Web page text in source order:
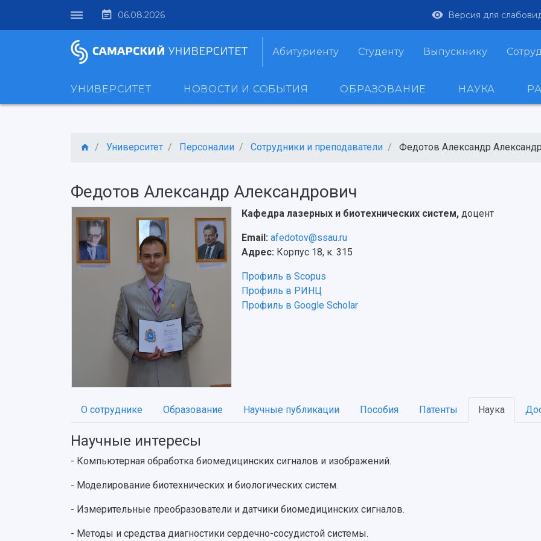
06.08.2026 Версия для
Абитуриенту Студенту Выпускнику
УНИВЕРСИТЕТ НОВОСТИ И СОБЫТИЯ ОБРАЗОВАНИЕ НАУКА
Университет Персоналии Сотрудники и преподаватели Федотов Александр
Федотов Александр Александрович
Кафедра лазерных и биотехнических систем, доцент
Email: afedotov@ssau.ru
Адрес: Корпус 18, к. 315
Профиль в Scopus
Профиль в РИНЦ
Профиль в Google Scholar
О сотруднике Образование Научные публикации Пособия Патенты Наука
Научные интересы
- Компьютерная обработка биомедицинских сигналов и изображений.
- Моделирование биотехнических и биологических систем.
- Измерительные преобразователи и датчики биомедицинских сигналов.
- Методы и средства диагностики сердечно-сосудистой системы.